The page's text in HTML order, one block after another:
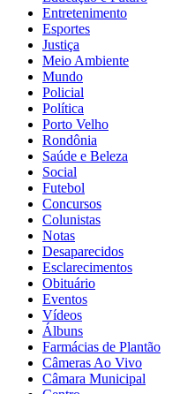
Entretenimento
Esportes
Justiça
Meio Ambiente
Mundo
Policial
Política
Porto Velho
Rondônia
Saúde e Beleza
Social
Futebol
Concursos
Colunistas
Notas
Desaparecidos
Esclarecimentos
Obituário
Eventos
Vídeos
Álbuns
Farmácias de Plantão
Câmeras Ao Vivo
Câmara Municipal